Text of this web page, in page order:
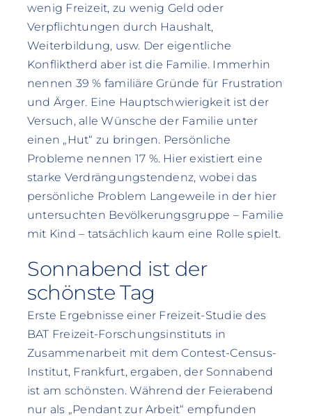
wenig Freizeit, zu wenig Geld oder
Verpflichtungen durch Haushalt,
Weiterbildung, usw. Der eigentliche
Konfliktherd aber ist die Familie. Immerhin
nennen 39 % familiäre Gründe für Frustration
und Ärger. Eine Hauptschwierigkeit ist der
Versuch, alle Wünsche der Familie unter
einen „Hut“ zu bringen. Persönliche
Probleme nennen 17 %. Hier existiert eine
starke Verdrängungstendenz, wobei das
persönliche Problem Langeweile in der hier
untersuchten Bevölkerungsgruppe – Familie
mit Kind – tatsächlich kaum eine Rolle spielt.
Sonnabend ist der
schönste Tag
Erste Ergebnisse einer Freizeit-Studie des
BAT Freizeit-Forschungsinstituts in
Zusammenarbeit mit dem Contest-Census-
Institut, Frankfurt, ergaben, der Sonnabend
ist am schönsten. Während der Feierabend
nur als „Pendant zur Arbeit“ empfunden